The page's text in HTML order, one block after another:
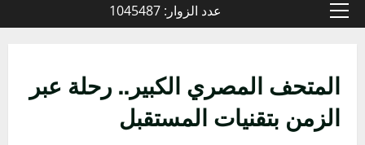
القائمة
عدد الزوار: 1045487
المتحف المصري الكبير.. رحلة عبر
الزمن بتقنيات المستقبل